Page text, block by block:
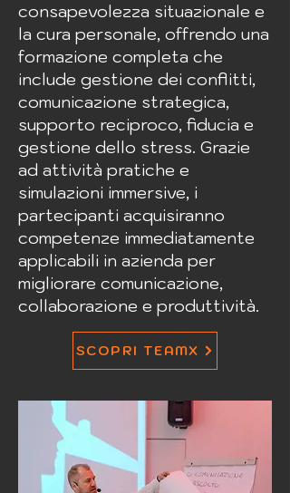
consapevolezza situazionale e
la cura personale, offrendo una
formazione completa che
include gestione dei conflitti,
comunicazione strategica,
supporto reciproco, fiducia e
gestione dello stress. Grazie
ad attività pratiche e
simulazioni immersive, i
partecipanti acquisiranno
competenze immediatamente
applicabili in azienda per
migliorare comunicazione,
collaborazione e produttività.
SCOPRI TEAMX